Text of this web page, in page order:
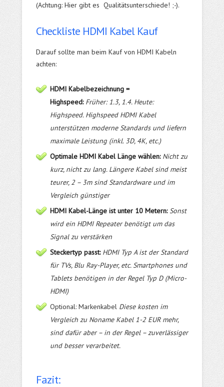
(Achtung: Hier gibt es Qualitätsunterschiede! ;-).
Checkliste HDMI Kabel Kauf
Darauf sollte man beim Kauf von HDMI Kabeln
achten:
HDMI Kabelbezeichnung =
Highspeed: Früher: 1.3, 1.4. Heute:
Highspeed. Highspeed HDMI Kabel
unterstützen moderne Standards und liefern
maximale Leistung (inkl. 3D, 4K, etc.)
Optimale HDMI Kabel Länge wählen: Nicht zu
kurz, nicht zu lang. Längere Kabel sind meist
teurer, 2 – 3m sind Standardware und im
Vergleich günstiger
HDMI Kabel-Länge ist unter 10 Metern: Sonst
wird ein HDMI Repeater benötigt um das
Signal zu verstärken
Steckertyp passt: HDMI Typ A ist der Standard
für TVs, Blu Ray-Player, etc. Smartphones und
Tablets benötigen in der Regel Typ D (Micro-
HDMI)
Optional: Markenkabel Diese kosten im
Vergleich zu Noname Kabel 1-2 EUR mehr,
sind dafür aber – in der Regel – zuverlässiger
und besser verarbeitet.
Fazit: